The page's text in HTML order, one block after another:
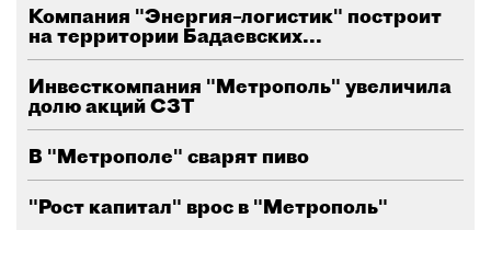
Компания "Энергия–логистик" построит
на территории Бадаевских...
Инвесткомпания "Метрополь" увеличила
долю акций СЗТ
В "Метрополе" сварят пиво
"Рост капитал" врос в "Метрополь"